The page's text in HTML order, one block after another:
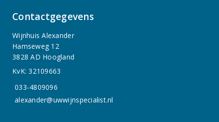
Contactgegevens
Wijnhuis Alexander
Hamseweg 12
3828 AD Hoogland
KvK: 32109663
033-4809096
alexander@uwwijnspecialist.nl